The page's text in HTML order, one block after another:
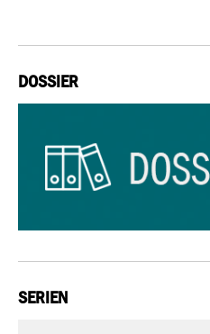
DOSSIER
SERIEN